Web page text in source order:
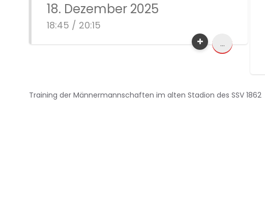
18. Dezember 2025
18:45 / 20:15
...
Training der Männermannschaften im alten Stadion des SSV 1862